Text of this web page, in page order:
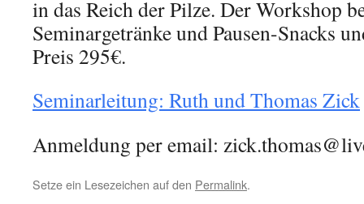
in das Reich der Pilze. Der Workshop
Seminargetränke und Pausen-Snacks
Preis 295€.
Seminarleitung: Ruth und Thomas Zick
Anmeldung per email:
Setze ein Lesezeichen auf den Permalink.